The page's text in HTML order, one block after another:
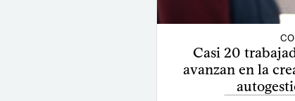
Casi 20
avanzan en la